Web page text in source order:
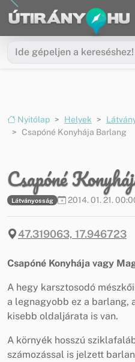
Ugrás a menüre
Ugrás a tartalomra
Nyitólap Helyek
Csapóné Konyhája Barlang
Csapóné
Látványosság 2014. 01. 21.
47.319063, 17.946723
Csapóné Konyhája vagy
A hegy karsztosodó
a legnagyobb ez a barlang,
kisebb oldaljárata is van.
A környék hosszú
számozással is jelzett